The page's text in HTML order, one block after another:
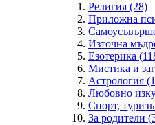
Религия (28)
Приложна
Източна
Езотерика
Мистика и
Астрология
Любовно
Спорт,
За родители